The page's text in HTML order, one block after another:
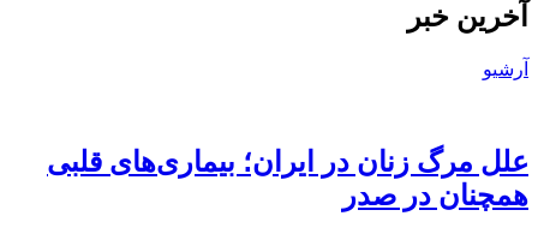
آخرین خبر
آرشیو
علل مرگ زنان در ایران؛ بیماری‌های قلبی
همچنان در صدر